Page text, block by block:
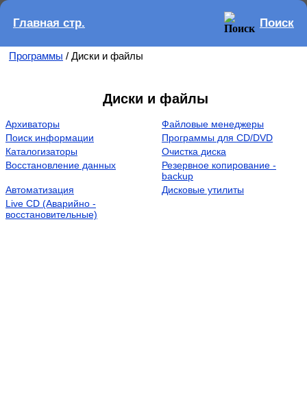
Главная стр. Поиск
Программы / Диски и файлы
Диски и файлы
Архиваторы
Файловые менеджеры
Поиск информации
Программы для CD/DVD
Каталогизаторы
Очистка диска
Восстановление данных
Резервное копирование -
backup
Автоматизация
Дисковые утилиты
Live CD (Аварийно -
восстановительные)